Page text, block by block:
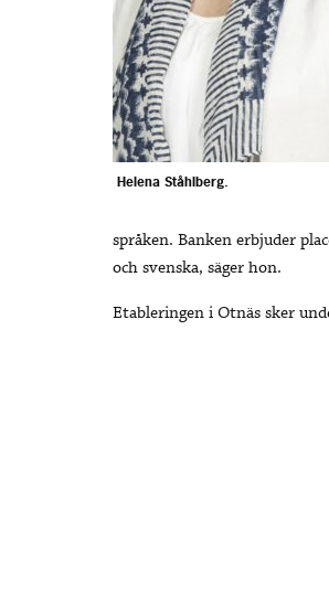
Helena Ståhlberg.
språken. Banken erbjuder
och svenska, säger hon.
Etableringen i Otnäs sker